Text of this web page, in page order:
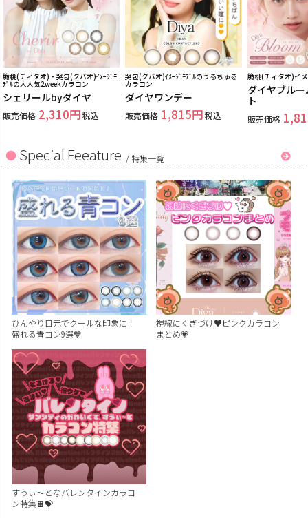
脆桃(チィタオ)・哭包(クバオ)ｲﾒｰｼﾞﾓ
ﾃﾞﾙの大人気2weekカラコン
シェリールbyダイヤ
販売価格 2,310 税込
哭包(クバオ)ｲﾒｰｼﾞﾓﾃﾞﾙのうるちゅる
カラコン
ダイヤワンデー
販売価格 1,815 税込
脆桃(チィタオ)イ
ダイヤブル
ト
販売価格
Special Feeature /特集一覧
ひんやり目元でクールな印象に！
盛れる青コン9選💙
視線にくぎづけ♥ピンクカラコン
まとめ💗
すうぃ～となバレンタインカラコ
ン特集🍫💝